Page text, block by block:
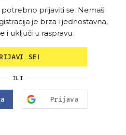
prijaviti se. Nemaš
je brza i jednostavna,
i uključi u raspravu.
SE!
ILI
Prijava